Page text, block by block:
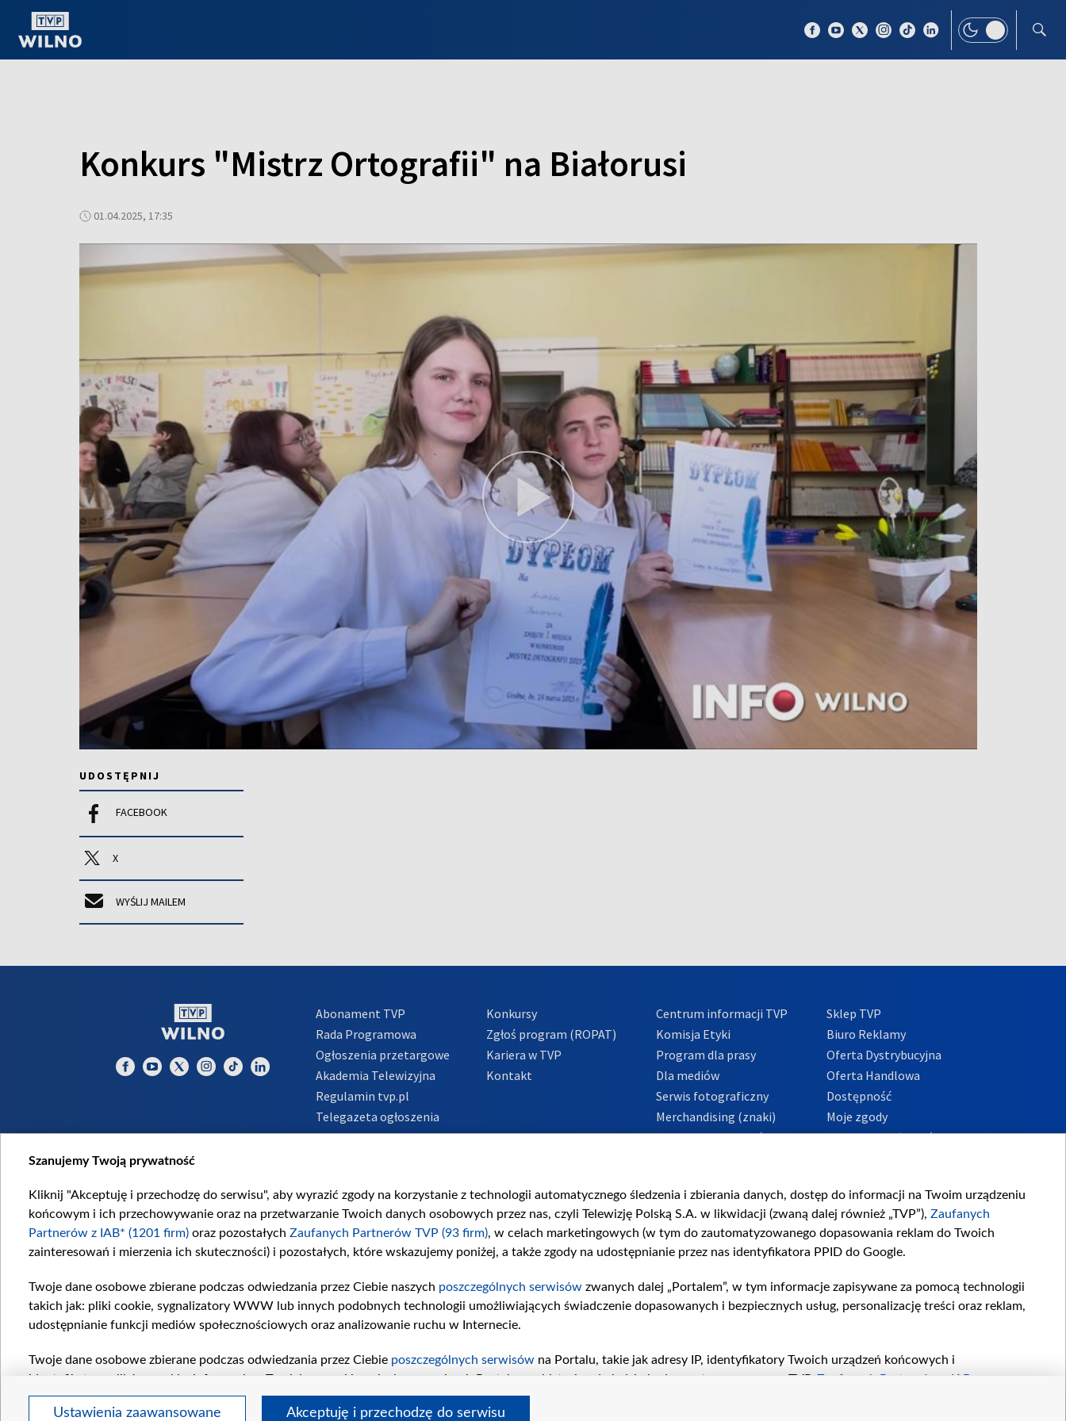
Konkurs "Mistrz Ortografii" na Białorusi
01.04.2025, 17:35
UDOSTĘPNIJ
FACEBOOK
X
WYŚLIJ MAILEM
Abonament TVP
Rada Programowa
Ogłoszenia przetargowe
Akademia Telewizyjna
Regulamin tvp.pl
Telegazeta ogłoszenia
Informacje o nadawcy
Konkursy
Zgłoś program (ROPAT)
Kariera w TVP
Kontakt
Centrum informacji TVP
Komisja Etyki
Program dla prasy
Dla mediów
Serwis fotograficzny
Merchandising (znaki)
Polityka Prywatności
Sklep TVP
Biuro Reklamy
Oferta Dystrybucyjna
Oferta Handlowa
Dostępność
Moje zgody
Procedura zgłoszeń
Szanujemy Twoją prywatność
Kliknij "Akceptuję i przechodzę do serwisu", aby wyrazić zgody na korzystanie z technologii automatycznego śledzenia i zbierania danych, dostęp do informacji na Twoim urządzeniu
końcowym i ich przechowywanie oraz na przetwarzanie Twoich danych osobowych przez nas, czyli Telewizję Polską S.A. w likwidacji (zwaną dalej również „TVP”), Zaufanych
Partnerów z IAB* (1201 firm) oraz pozostałych Zaufanych Partnerów TVP (93 firm), w celach marketingowych (w tym do zautomatyzowanego dopasowania reklam do Twoich
zainteresowań i mierzenia ich skuteczności) i pozostałych, które wskazujemy poniżej, a także zgody na udostępnianie przez nas identyfikatora PPID do Google.
Twoje dane osobowe zbierane podczas odwiedzania przez Ciebie naszych poszczególnych serwisów zwanych dalej „Portalem”, w tym informacje zapisywane za pomocą technologii
takich jak: pliki cookie, sygnalizatory WWW lub innych podobnych technologii umożliwiających świadczenie dopasowanych i bezpiecznych usług, personalizację treści oraz reklam,
udostępnianie funkcji mediów społecznościowych oraz analizowanie ruchu w Internecie.
Twoje dane osobowe zbierane podczas odwiedzania przez Ciebie poszczególnych serwisów na Portalu, takie jak adresy IP, identyfikatory Twoich urządzeń końcowych i
identyfikatory plików cookie, informacje o Twoich wyszukiwaniach w serwisach Portalu czy historia odwiedzin będą przetwarzane przez TVP, Zaufanych Partnerów z IAB
pozostałychZaufanych Partnerów TVP
dla realizacji następujących celów i funkcji: przechowywania informacji na urządzeniu lub dostęp do nich, wyboru podstawowych reklam,
wyboru spersonalizowanych reklam, tworzenia profilu spersonalizowanych reklam, tworzenia profilu spersonalizowanych treści, wyboru spersonalizowanych treści, pomiaru
Ustawienia zaawansowane Akceptuję i przechodzę do serwisu